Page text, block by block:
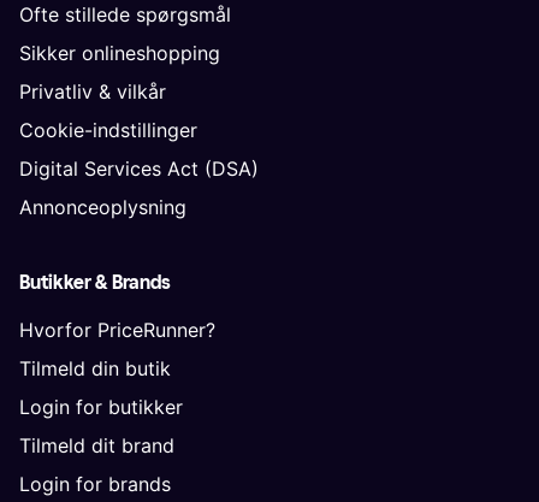
Ofte stillede spørgsmål
Sikker onlineshopping
Privatliv & vilkår
Cookie-indstillinger
Digital Services Act (DSA)
Annonceoplysning
Butikker & Brands
Hvorfor PriceRunner?
Tilmeld din butik
Login for butikker
Tilmeld dit brand
Login for brands